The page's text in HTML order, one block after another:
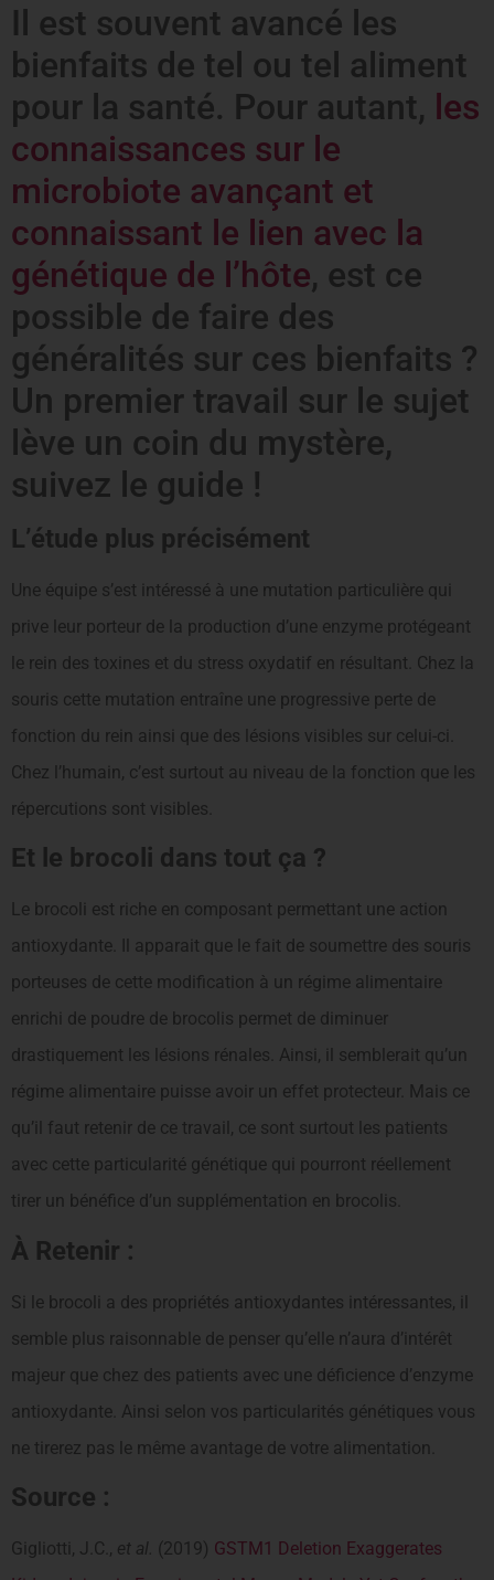
Il est souvent avancé les
bienfaits de tel ou tel aliment
pour la santé. Pour autant, les
connaissances sur le
microbiote avançant et
connaissant le lien avec la
génétique de l’hôte, est ce
possible de faire des
généralités sur ces bienfaits ?
Un premier travail sur le sujet
lève un coin du mystère,
suivez le guide !
L’étude plus précisément
Une équipe s’est intéressé à une mutation particulière qui
prive leur porteur de la production d’une enzyme protégeant
le rein des toxines et du stress oxydatif en résultant. Chez la
souris cette mutation entraîne une progressive perte de
fonction du rein ainsi que des lésions visibles sur celui-ci.
Chez l’humain, c’est surtout au niveau de la fonction que les
répercutions sont visibles.
Et le brocoli dans tout ça ?
Le brocoli est riche en composant permettant une action
antioxydante. Il apparait que le fait de soumettre des souris
porteuses de cette modification à un régime alimentaire
enrichi de poudre de brocolis permet de diminuer
drastiquement les lésions rénales. Ainsi, il semblerait qu’un
régime alimentaire puisse avoir un effet protecteur. Mais ce
qu’il faut retenir de ce travail, ce sont surtout les patients
avec cette particularité génétique qui pourront réellement
tirer un bénéfice d’un supplémentation en brocolis.
À Retenir :
Si le brocoli a des propriétés antioxydantes intéressantes, il
semble plus raisonnable de penser qu’elle n’aura d’intérêt
majeur que chez des patients avec une déficience d’enzyme
antioxydante. Ainsi selon vos particularités génétiques vous
ne tirerez pas le même avantage de votre alimentation.
Source :
Gigliotti, J.C., et al. (2019) GSTM1 Deletion Exaggerates